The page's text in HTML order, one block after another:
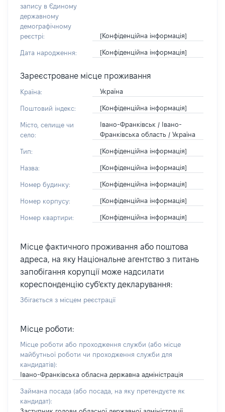
запису в Єдиному
державному
демографічному
реєстрі:
[Конфіденційна інформація]
Дата народження: [Конфіденційна інформація]
Зареєстроване місце проживання
Країна: Україна
Поштовий індекс: [Конфіденційна інформація]
Місто, селище чи
село:
Івано-Франківськ / Івано-
Франківська область / Україна
Тип: [Конфіденційна інформація]
Назва: [Конфіденційна інформація]
Номер будинку: [Конфіденційна інформація]
Номер корпусу: [Конфіденційна інформація]
Номер квартири: [Конфіденційна інформація]
Місце фактичного проживання або поштова
адреса, на яку Національне агентство з питань
запобігання корупції може надсилати
кореспонденцію суб'єкту декларування:
Збігається з місцем реєстрації
Місце роботи:
Місце роботи або проходження служби (або місце
майбутньої роботи чи проходження служби для
кандидатів):
Івано-Франківська обласна державна адміністрація
Займана посада (або посада, на яку претендуєте як
кандидат):